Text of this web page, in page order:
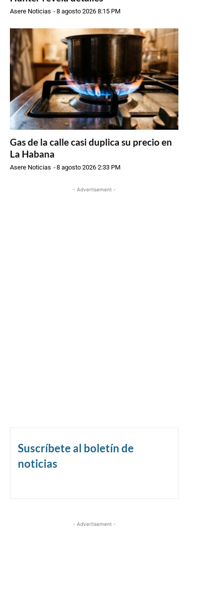
Asere Noticias -8 agosto 2026 8:15 PM
Gas de la calle casi duplica su precio en
La Habana
Asere Noticias -8 agosto 2026 2:33 PM
- Advertisement -
Suscríbete al boletín de
noticias
- Advertisement -